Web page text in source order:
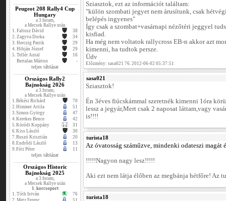
Peugeot 208 Rally4 Cup
Hungary
a 3.futam,
a Mecsek Rallye után
1. Faltusz Dávid
38
2. Zagyva Dorka
34
3. Herczig Patrik
29
4. Hibján József
29
5. Tellér Antal
16
Bertalan Márton
-
teljes táblázat
Országos Rally2
Bajnokság 2026
a 3.futam,
a Mecsek Rallye után
1.Békési Richárd
70
2.Himmer Attila
51
3.Simon György
47
4.Kerekes Bence
42
5.Kóródi Koppány
31
6.Kiss László
30
7.Ruszó Krisztián
20
8.Endrődi László
13
9.Fóti Péter 11
teljes táblázat
Országos Historic
Bajnokság 2025
a 3.futam,
a Mecsek Rallye után
1. korcsoport
1. Tóth István
76
2. Metz Ferenc 51
Sziasztok, ezt az információt találtam:
"külön szombati jegyet nem árusítunk, csak
belépés ingyenes"
Így csak a szombat+vasárnapi nézőtéri jeggyel
kisfiad.
Ha még nem voltatok rallycross EB-n akkor azt
kimenni, ha tudtok persze.
Üdv
Előzmény: sasa021 76. 2012-06-02 05:37:51
sasa021
Sziasztok!
Én 3éves fiúcskámmal szeretnék kimenni 1óra
lessz a jegyár,Mert csak 2 naposat láttam,vagy
is!!!!
turista18
Az óvatosság száműzve, mindenki odateszi magát
!!!!!Nagyon nagy lesz!!!!!
Aki ezt nem látja élőben az megbánja hétfőre! Az
turista18